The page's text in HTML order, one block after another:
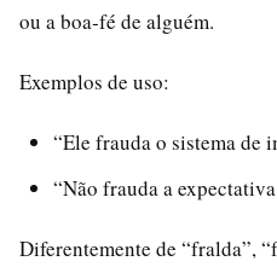
ou a boa‑fé de alguém.
Exemplos de uso:
“Ele frauda o sistema de
“Não frauda a
Diferentemente de “fralda”,